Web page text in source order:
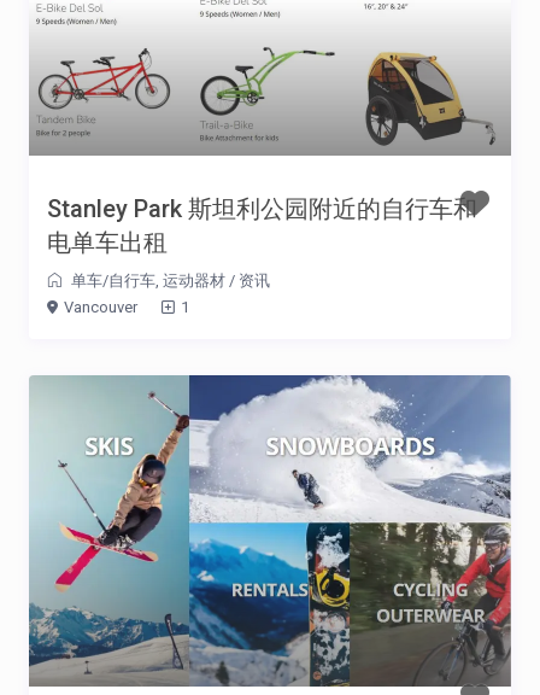
Stanley Park 斯坦利公园附近的自行车和
电单车出租
单车/自行车, 运动器材 / 资讯
Vancouver
1